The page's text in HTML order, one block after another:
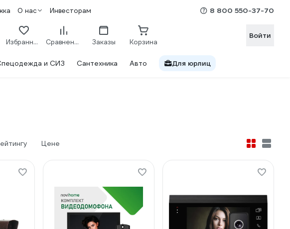
О нас Инвесторам 8 800 550-37-70
Избранное Сравнение Заказы Корзина
Войти
и СИЗ Сантехника Авто Для юрлиц
Цене